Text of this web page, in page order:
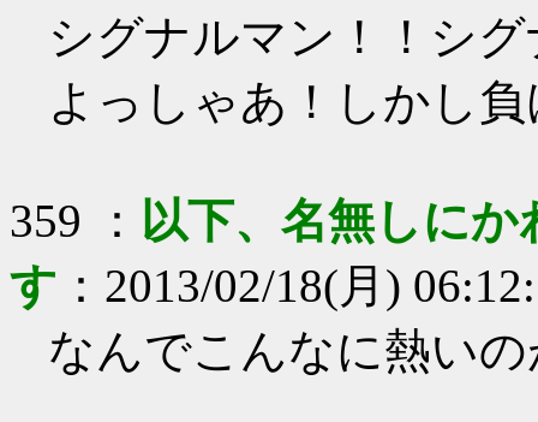
シグナルマン！！シ
よっしゃあ！しかし
359 ： 以下、名無しに
す ： 2013/02/18(月)
なんでこんなに熱い